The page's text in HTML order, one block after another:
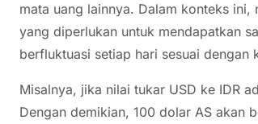
mata uang lainnya. Dalam konteks
yang diperlukan untuk mendapatkan
berfluktuasi setiap hari sesuai
Misalnya, jika nilai tukar USD ke IDR
Dengan demikian, 100 dolar AS akan